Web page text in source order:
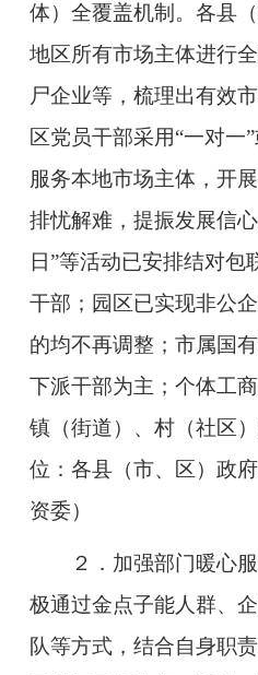
体）全覆盖机制。各县
地区所有市场主体进行
尸企业等，梳理出有效
区党员干部采用“一对一
服务本地市场主体，开
排忧解难，提振发展信
日”等活动已安排结对包
干部；园区已实现非公
的均不再调整；市属国
下派干部为主；个体工
镇（街道）、村（社区
位：各县（市、区）政
资委）
２．加强部门暖心
极通过金点子能人群、
队等方式，结合自身职